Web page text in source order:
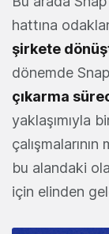
hattına
şirkete
dönemde
çıkarma
yaklaşımıyla
bu alandaki
için elinden